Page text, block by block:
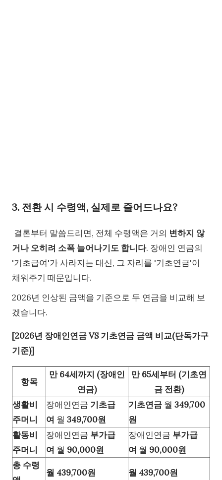
3. 전환 시 수령액, 실제로 줄어드나요?
결론부터 말씀드리면, 전체 수령액은 거의 변하지 않
거나 오히려 소폭 늘어나기도 합니다. 장애인 연금의
'기초급여'가 사라지는 대신, 그 자리를 '기초연금'이
채워주기 때문입니다.
2026년 인상된 금액을 기준으로 두 연금을 비교해 보
겠습니다.
[2026년 장애인연금 VS 기초연금 금액 비교(단독가구
기준)]
항목
만 64세까지 (장애인
연금)
만 65세부터 (기초연
금 전환)
생활비
주머니
장애인연금 기초급
여 월 349,700원
기초연금 월 349,700
원
활동비
주머니
장애인연금 부가급
여 월 90,000원
장애인연금 부가급
여 월 90,000원
총 수령
월 439,700원 월 439,700원